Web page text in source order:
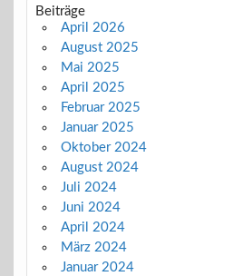
Beiträge
April 2026
August 2025
Mai 2025
April 2025
Februar 2025
Januar 2025
Oktober 2024
August 2024
Juli 2024
Juni 2024
April 2024
März 2024
Januar 2024